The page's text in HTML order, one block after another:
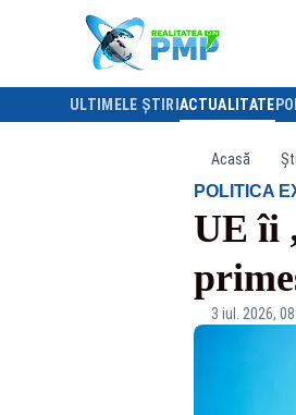
ULTIMELE ȘTIRI ACTUALITATE
Acasă
POLITICA
UE îi
3 iul. 2026,